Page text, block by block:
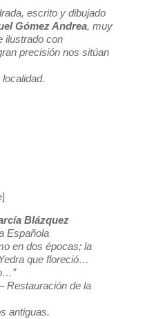
escrito y dibujado
Gómez Andrea, muy
ilustrado con
precisión nos sitúan
Blázquez
Española
en dos épocas; la
que floreció…
Restauración de la
antiguas.